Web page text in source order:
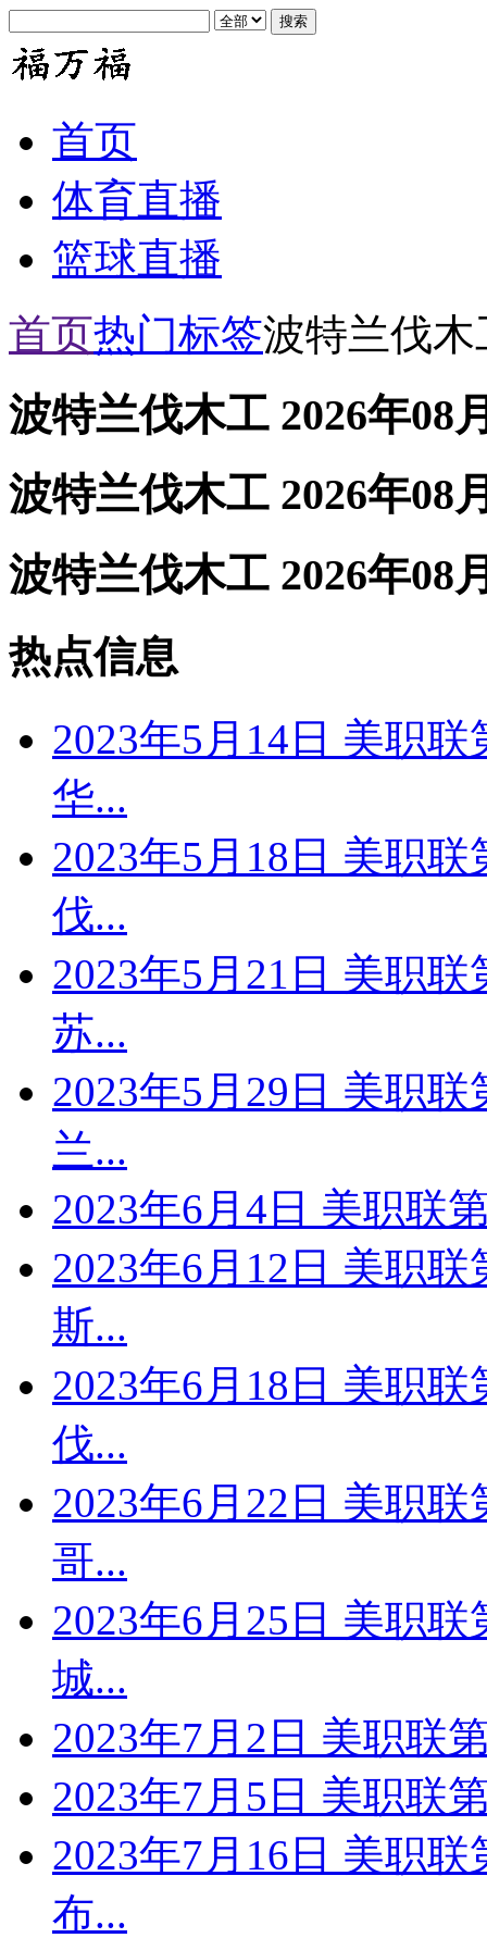
首页
体育直播
篮球直播
首页热门标签波特兰伐木
波特兰伐木工 2026年08
波特兰伐木工 2026年08
波特兰伐木工 2026年08
热点信息
2023年5月14日 美职
华...
2023年5月18日 美职
伐...
2023年5月21日 美职
苏...
2023年5月29日 美职
兰...
2023年6月4日 美职联
2023年6月12日 美职
斯...
2023年6月18日 美职
伐...
2023年6月22日 美职
哥...
2023年6月25日 美职
城...
2023年7月2日 美职联
2023年7月5日 美职联
2023年7月16日 美职
布...